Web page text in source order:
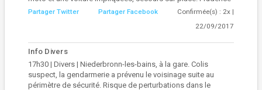
Partager Twitter Partager Facebook
Confirmée(s) : 2x |
22/09/2017
Info Divers
17h30 | Divers | Niederbronn-les-bains, à la gare. Colis
suspect, la gendarmerie a prévenu le voisinage suite au
périmètre de sécurité. Risque de perturbations dans le